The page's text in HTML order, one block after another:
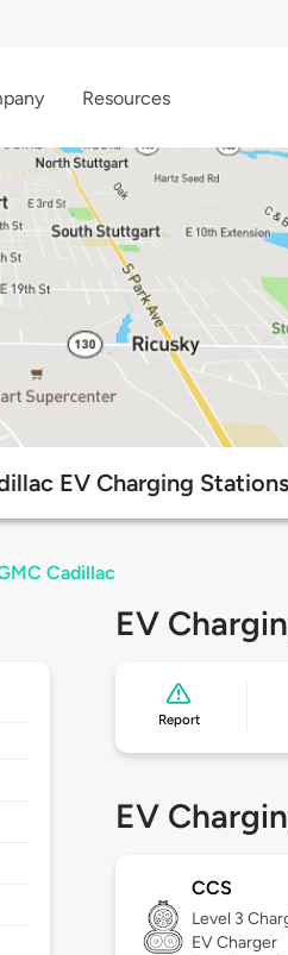
Resources
EV Charging Stations
Cadillac
EV
Report
EV
CCS
Level 3
EV Charger